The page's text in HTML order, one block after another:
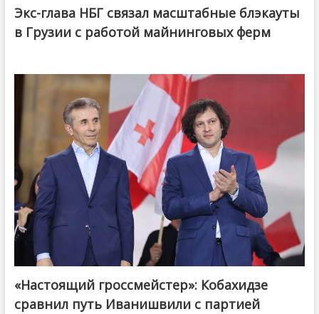
Экс-глава НБГ связал масштабные блэкауты
в Грузии с работой майнинговых ферм
@ქართული ოცნება / Georgian Dream
«Настоящий гроссмейстер»: Кобахидзе
сравнил путь Иванишвили с партией